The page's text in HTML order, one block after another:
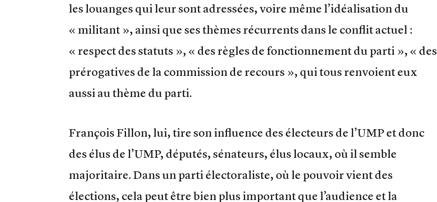
les louanges qui leur sont adressées, voire même l’idéalisation du
« militant », ainsi que ses thèmes récurrents dans le conflit actuel :
« respect des statuts », « des règles de fonctionnement du parti », « des
prérogatives de la commission de recours », qui tous renvoient eux
aussi au thème du parti.
François Fillon, lui, tire son influence des électeurs de l’UMP et donc
des élus de l’UMP, députés, sénateurs, élus locaux, où il semble
majoritaire. Dans un parti électoraliste, où le pouvoir vient des
élections, cela peut être bien plus important que l’audience et la